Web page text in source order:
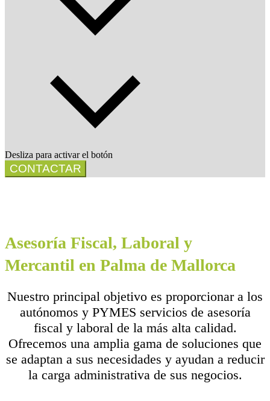
Desliza para activar el botón
CONTACTAR
Asesoría Fiscal, Laboral y
Mercantil en Palma de Mallorca
Nuestro principal objetivo es proporcionar a los
autónomos y PYMES servicios de asesoría
fiscal y laboral de la más alta calidad.
Ofrecemos una amplia gama de soluciones que
se adaptan a sus necesidades y ayudan a reducir
la carga administrativa de sus negocios.